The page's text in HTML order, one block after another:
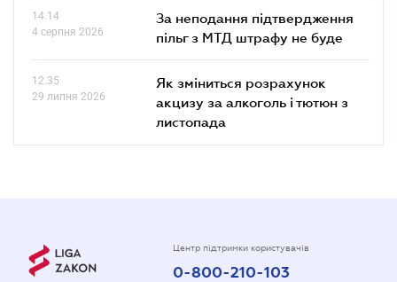
14.14
4 серпня 2026
За неподання підтвердження
пільг з МТД штрафу не буде
12.35
29 липня 2026
Як зміниться розрахунок
акцизу за алкоголь і тютюн з
листопада
Центр підтримки користувачів
0-800-210-103